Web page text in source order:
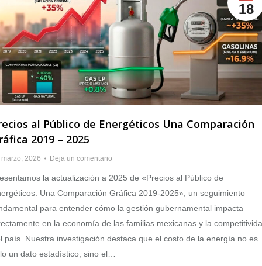
18
al Público de Energéticos Una Comparación
2019 – 2025
2026 Deja un comentario
la actualización a 2025 de «Precios al Público de
Una Comparación Gráfica 2019-2025», un seguimiento
para entender cómo la gestión gubernamental impacta
en la economía de las familias mexicanas y la
país. Nuestra investigación destaca que el costo de la energía no es
un dato estadístico, sino el…